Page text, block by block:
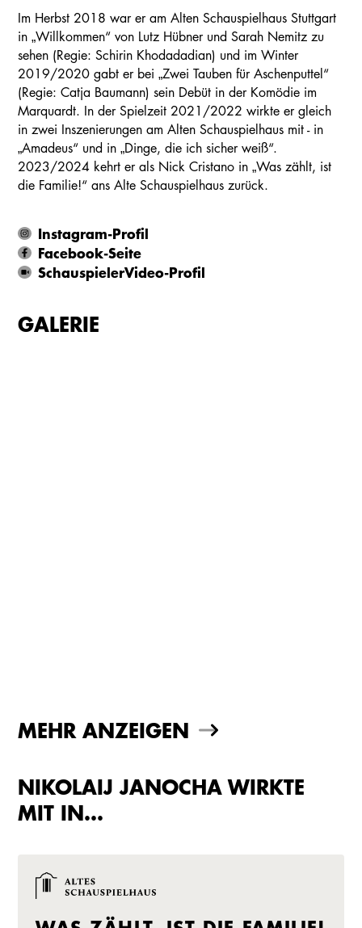
Im Herbst 2018 war er am Alten Schauspielhaus Stuttgart
in „Willkommen“ von Lutz Hübner und Sarah Nemitz zu
sehen (Regie: Schirin Khodadadian) und im Winter
2019/2020 gabt er bei „Zwei Tauben für Aschenputtel“
(Regie: Catja Baumann) sein Debüt in der Komödie im
Marquardt. In der Spielzeit 2021/2022 wirkte er gleich
in zwei Inszenierungen am Alten Schauspielhaus mit - in
„Amadeus“ und in „Dinge, die ich sicher weiß“.
2023/2024 kehrt er als Nick Cristano in „Was zählt, ist
die Familie!“ ans Alte Schauspielhaus zurück.
Instagram-Profil
Facebook-Seite
SchauspielerVideo-Profil
GALERIE
MEHR ANZEIGEN
NIKOLAIJ JANOCHA WIRKTE
MIT IN…